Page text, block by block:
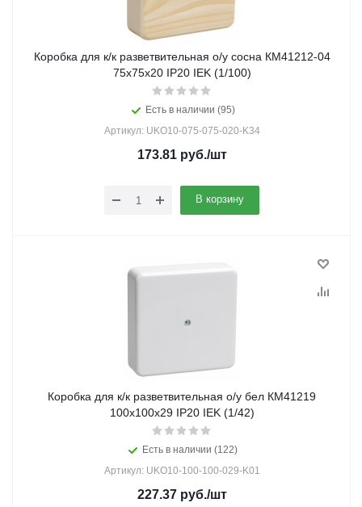
Коробка для к/к разветвительная о/у сосна КМ41212-04
75х75х20 IP20 IEK (1/100)
Есть в наличии (95)
Артикул: UKO10-075-075-020-K34
173.81руб./шт
В корзину
Коробка для к/к разветвительная о/у бел КМ41219
100х100х29 IP20 IEK (1/42)
Есть в наличии (122)
Артикул: UKO10-100-100-029-K01
227.37руб./шт